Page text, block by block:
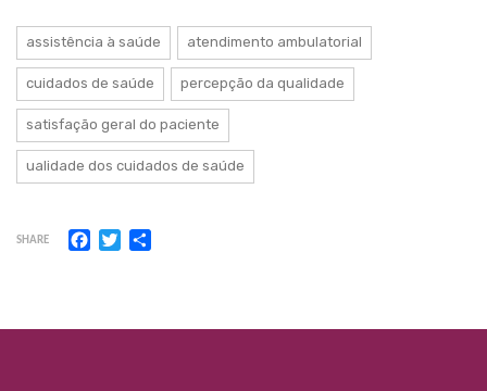
assistência à saúde atendimento ambulatorial
cuidados de saúde percepção da qualidade
satisfação geral do paciente
ualidade dos cuidados de saúde
SHARE Facebook
Twitter